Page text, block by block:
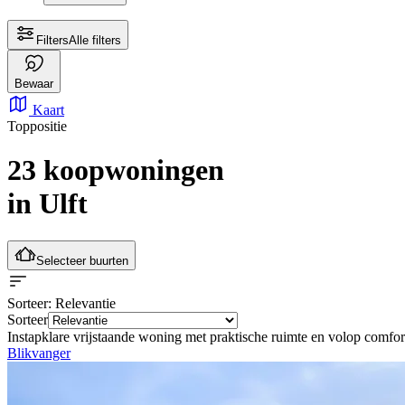
FiltersAlle filters
Bewaar
Kaart
Toppositie
23 koopwoningen
in Ulft
Selecteer buurten
Sorteer: Relevantie
Sorteer
Instapklare vrijstaande woning met praktische ruimte en volop
Blikvanger